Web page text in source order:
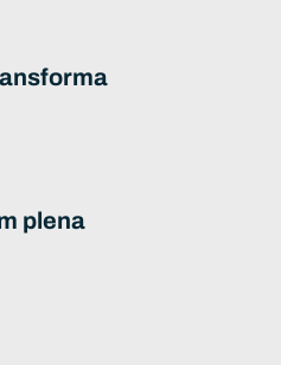
plena